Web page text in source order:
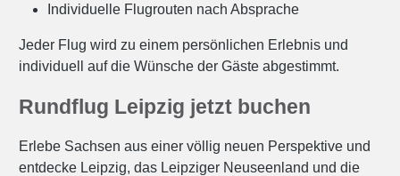
Individuelle Flugrouten nach Absprache
Jeder Flug wird zu einem persönlichen Erlebnis und
individuell auf die Wünsche der Gäste abgestimmt.
Rundflug Leipzig jetzt buchen
Erlebe Sachsen aus einer völlig neuen Perspektive und
entdecke Leipzig, das Leipziger Neuseenland und die